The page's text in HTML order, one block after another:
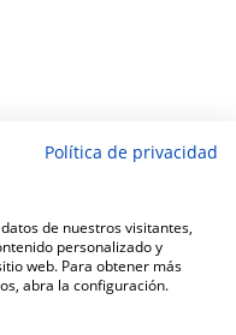
Política de privacidad
de nuestros visitantes,
personalizado y
web. Para obtener más
abra la configuración.